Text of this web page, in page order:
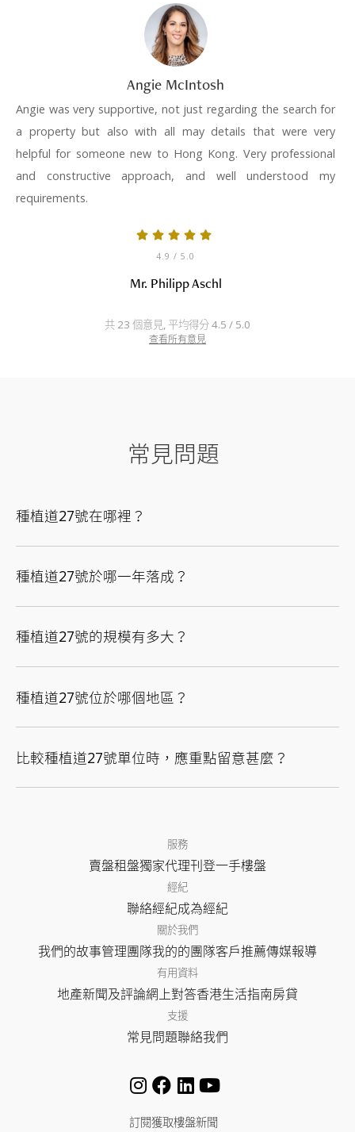
Angie McIntosh
Angie was very supportive, not just regarding the search for
a property but also with all may details that were very
helpful for someone new to Hong Kong. Very professional
and constructive approach, and well understood my
requirements.
4.9 / 5.0
Mr. Philipp Aschl
共 23 個意見, 平均得分 4.5 / 5.0
查看所有意見
常見問題
種植道27號在哪裡？
種植道27號於哪一年落成？
種植道27號的規模有多大？
種植道27號位於哪個地區？
比較種植道27號單位時，應重點留意甚麼？
服務
賣盤租盤獨家代理刊登一手樓盤
經紀
聯絡經紀成為經紀
關於我們
我們的故事管理團隊我的的團隊客戶推薦傳媒報導
有用資料
地產新聞及評論網上對答香港生活指南房貸
支援
常見問題聯絡我們
訂閱獲取樓盤新聞